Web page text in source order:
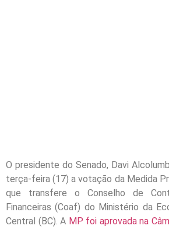
O presidente do Senado, Davi
terça-feira (17) a votação da Medida
que transfere o Conselho de
Financeiras (Coaf) do Ministério da
Central (BC). A MP foi aprovada na